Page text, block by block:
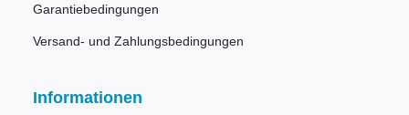
Garantiebedingungen
Versand- und Zahlungsbedingungen
Informationen